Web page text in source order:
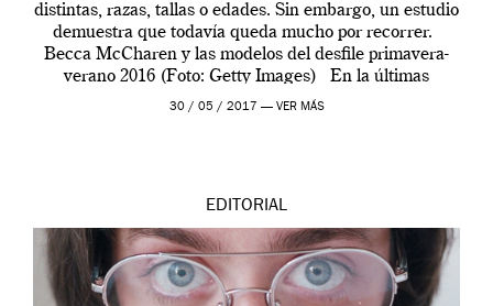
distintas, razas, tallas o edades. Sin embargo, un estudio
demuestra que todavía queda mucho por recorrer.
Becca McCharen y las modelos del desfile primavera-
verano 2016 (Foto: Getty Images) En la últimas
semanas de […]
30 / 05 / 2017 — VER MÁS
EDITORIAL